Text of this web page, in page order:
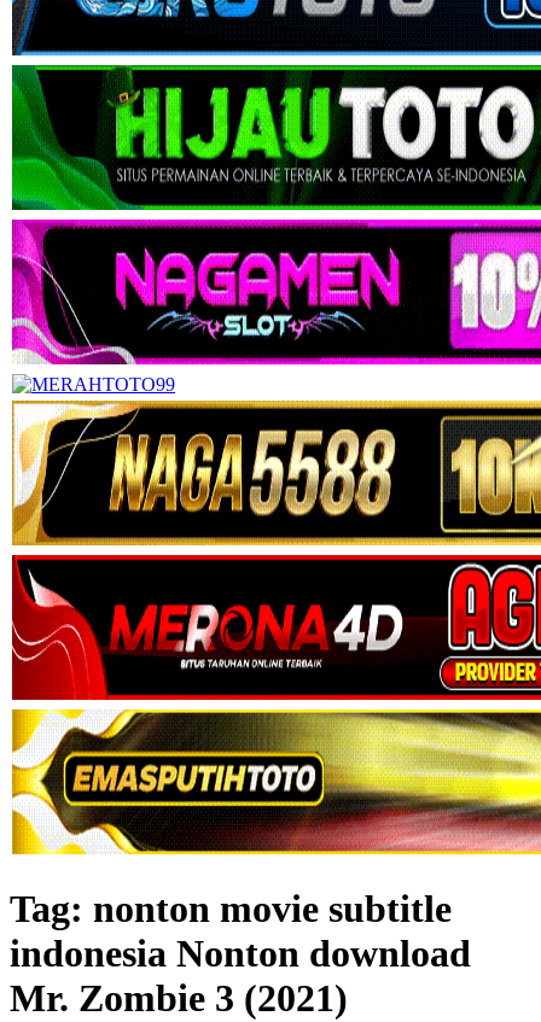
Tag: nonton movie subtitle
indonesia Nonton download
Mr. Zombie 3 (2021)